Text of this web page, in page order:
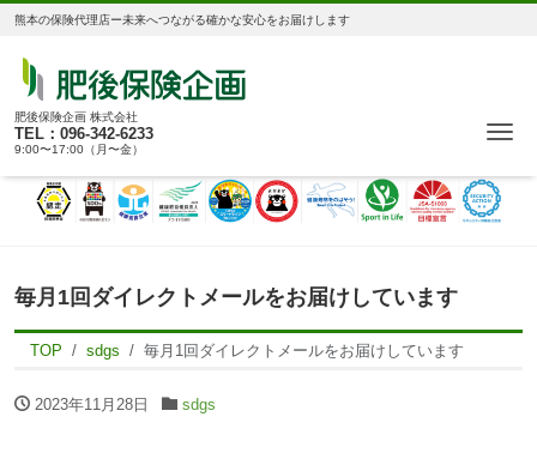
熊本の保険代理店ー未来へつながる確かな安心をお届けします
肥後保険企画 株式会社
TEL：096-342-6233
9:00〜17:00（月〜金）
毎月1回ダイレクトメールをお届けしています
TOP sdgs 毎月1回ダイレクトメールをお届けしています
2023年11月28日 sdgs